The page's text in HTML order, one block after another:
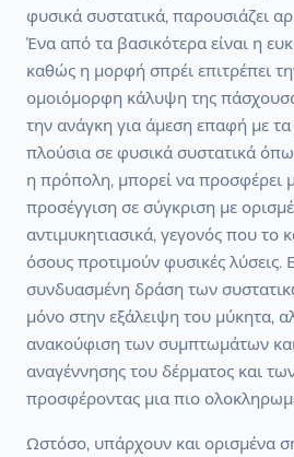
φυσικά συστατικά, παρουσιάζει
Ένα από τα βασικότερα είναι η
καθώς η μορφή σπρέι επιτρέπει
ομοιόμορφη κάλυψη της
την ανάγκη για άμεση επαφή με
πλούσια σε φυσικά συστατικά
η πρόπολη, μπορεί να προσφέρει
προσέγγιση σε σύγκριση με
αντιμυκητιασικά, γεγονός που το
όσους προτιμούν φυσικές λύσεις.
συνδυασμένη δράση των
μόνο στην εξάλειψη του μύκητα,
ανακούφιση των συμπτωμάτων
αναγέννησης του δέρματος και
προσφέροντας μια πιο
Ωστόσο, υπάρχουν και ορισμένα